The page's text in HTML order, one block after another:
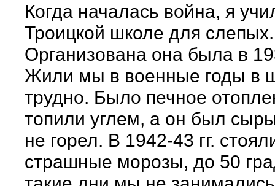
Когда началась война, я
Троицкой школе для слепых.
Организована она была в
Жили мы в военные годы в
трудно. Было печное
топили углем, а он был
не горел. В 1942-43 гг.
страшные морозы, до 50